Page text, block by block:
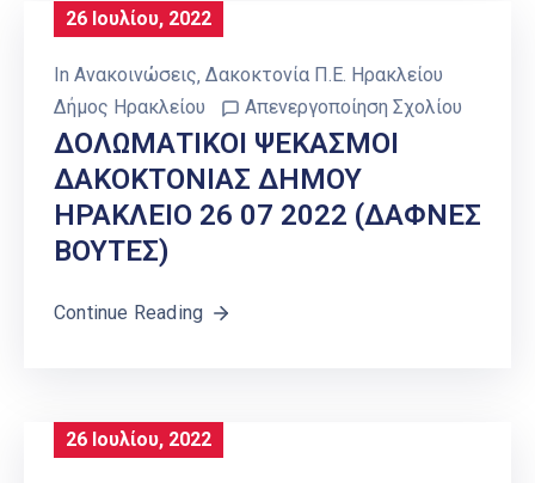
26 Ιουλίου, 2022
In Ανακοινώσεις‚ Δακοκτονία Π.Ε. Ηρακλείου
Δήμος Ηρακλείου
Απενεργοποίηση Σχολίου
ΔΟΛΩΜΑΤΙΚΟΙ ΨΕΚΑΣΜΟΙ
ΔΑΚΟΚΤΟΝΙΑΣ ΔΗΜΟΥ
ΗΡΑΚΛΕΙΟ 26 07 2022 (ΔΑΦΝΕΣ
ΒΟΥΤΕΣ)
Continue Reading
26 Ιουλίου, 2022